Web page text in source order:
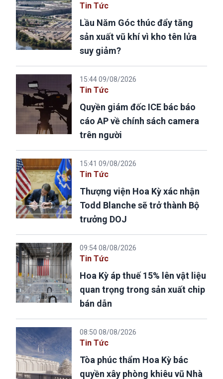
Tin Tức
Lầu Năm Góc thúc đẩy tăng
sản xuất vũ khí vì kho tên lửa
suy giảm?
15:44 09/08/2026
Tin Tức
Quyền giám đốc ICE bác báo
cáo AP về chính sách camera
trên người
15:41 09/08/2026
Tin Tức
Thượng viện Hoa Kỳ xác nhận
Todd Blanche sẽ trở thành Bộ
trưởng DOJ
09:54 08/08/2026
Tin Tức
Hoa Kỳ áp thuế 15% lên vật liệu
quan trọng trong sản xuất chip
bán dẫn
08:50 08/08/2026
Tin Tức
Tòa phúc thẩm Hoa Kỳ bác
quyền xây phòng khiêu vũ Nhà